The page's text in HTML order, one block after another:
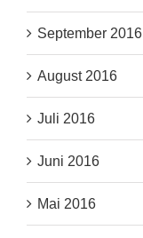
September 2016
August 2016
Juli 2016
Juni 2016
Mai 2016